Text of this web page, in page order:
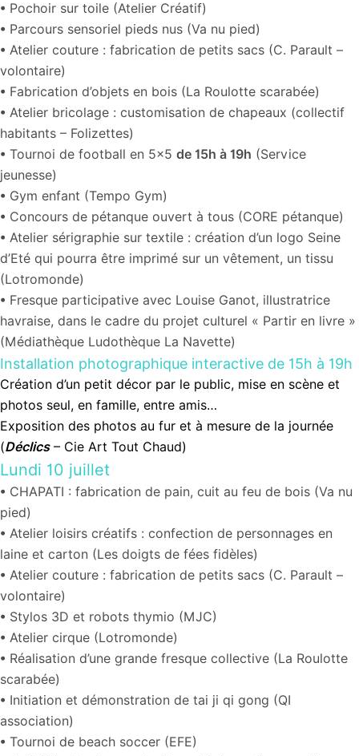
• Pochoir sur toile (Atelier Créatif)
• Parcours sensoriel pieds nus (Va nu pied)
• Atelier couture : fabrication de petits sacs (C. Parault –
volontaire)
• Fabrication d’objets en bois (La Roulotte scarabée)
• Atelier bricolage : customisation de chapeaux (collectif
habitants – Folizettes)
• Tournoi de football en 5×5 de 15h à 19h (Service
jeunesse)
• Gym enfant (Tempo Gym)
• Concours de pétanque ouvert à tous (CORE pétanque)
• Atelier sérigraphie sur textile : création d’un logo Seine
d’Eté qui pourra être imprimé sur un vêtement, un tissu
(Lotromonde)
• Fresque participative avec Louise Ganot, illustratrice
havraise, dans le cadre du projet culturel « Partir en livre »
(Médiathèque Ludothèque La Navette)
Installation photographique interactive de 15h à 19h
Création d’un petit décor par le public, mise en scène et
photos seul, en famille, entre amis…
Exposition des photos au fur et à mesure de la journée
(Déclics– Cie Art Tout Chaud)
Lundi 10 juillet
• CHAPATI : fabrication de pain, cuit au feu de bois (Va nu
pied)
• Atelier loisirs créatifs : confection de personnages en
laine et carton (Les doigts de fées fidèles)
• Atelier couture : fabrication de petits sacs (C. Parault –
volontaire)
• Stylos 3D et robots thymio (MJC)
• Atelier cirque (Lotromonde)
• Réalisation d’une grande fresque collective (La Roulotte
scarabée)
• Initiation et démonstration de tai ji qi gong (QI
association)
• Tournoi de beach soccer (EFE)